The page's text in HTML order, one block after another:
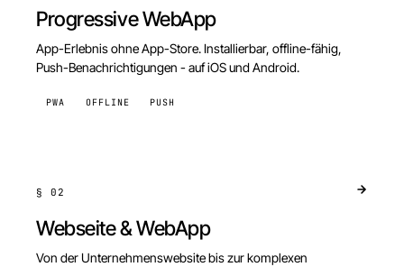
Progressive WebApp
App-Erlebnis ohne App-Store. Installierbar, offline-fähig,
Push-Benachrichtigungen - auf iOS und Android.
PWA OFFLINE PUSH
§02
Webseite & WebApp
Von der Unternehmenswebsite bis zur komplexen